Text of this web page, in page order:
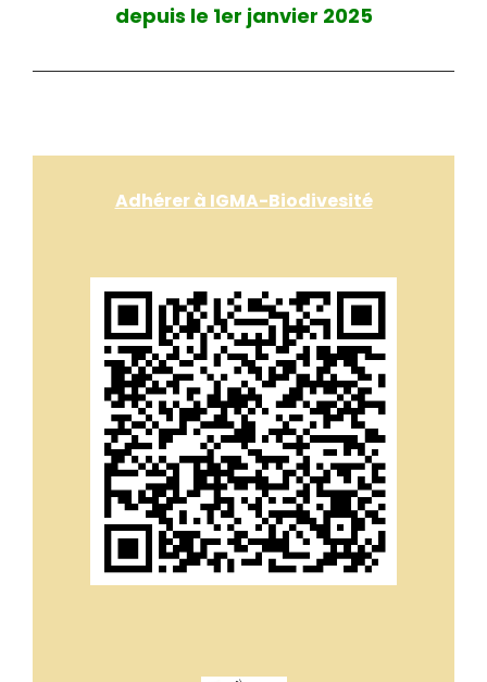
depuis le 1er janvier 2025
Adhérer à IGMA-Biodivesité